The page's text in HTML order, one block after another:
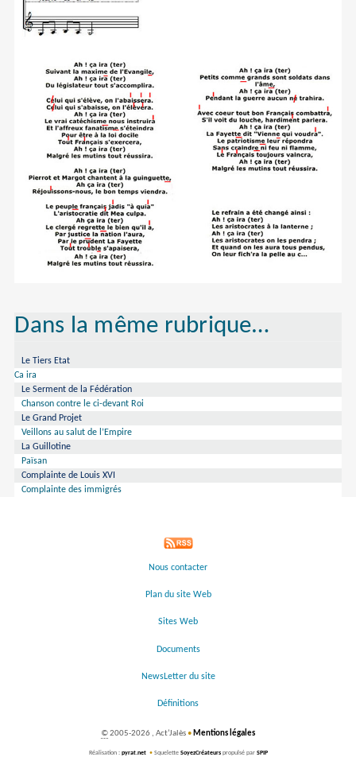
Dans la même rubrique…
Le Tiers Etat
Ca ira
Le Serment de la Fédération
Chanson contre le ci-devant Roi
Le Grand Projet
Veillons au salut de l’Empire
La Guillotine
Païsan
Complainte de Louis XVI
Complainte des immigrés
Nous contacter
Plan du site Web
Sites Web
Documents
NewsLetter du site
Définitions
©2005-2026 , Act’Jalès•Mentions légales
Réalisation : pyrat.net •Squelette SoyezCréateurspropulsé par SPIP